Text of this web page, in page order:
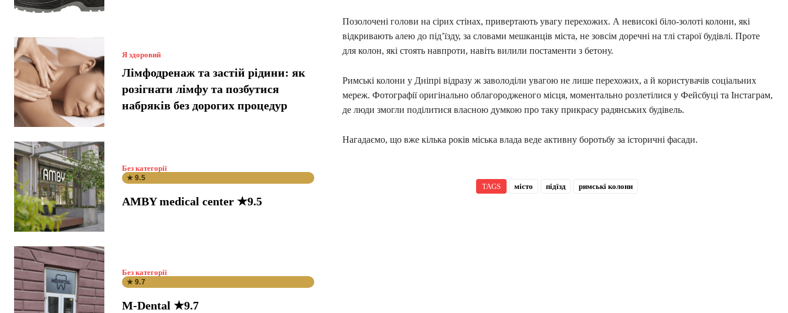
Я здоровий
Лімфодренаж та застій рідини: як
розігнати лімфу та позбутися
набряків без дорогих процедур
Без категорії
★ 9.5
AMBY medical center ★9.5
Без категорії
★ 9.7
M-Dental ★9.7
Позолочені голови на сірих стінах, привертають увагу перехожих. А невисокі біло-золоті колони, які
відкривають алею до під’їзду, за словами мешканців міста, не зовсім доречні на тлі старої будівлі. Проте
для колон, які стоять навпроти, навіть вилили постаменти з бетону.
Римські колони у Дніпрі відразу ж заволоділи увагою не лише перехожих, а й користувачів соціальних
мереж. Фотографії оригінально облагородженого місця, моментально розлетілися у Фейсбуці та Інстаграм,
де люди змогли поділитися власною думкою про таку прикрасу радянських будівель.
Нагадаємо, що вже кілька років міська влада веде активну боротьбу за історичні фасади.
TAGS місто підїзд римські колони